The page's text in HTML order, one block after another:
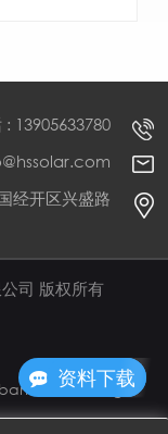
现在咨询
资料下载
: 13905633780
经开区兴盛路
司 版权所有
bamboo flooring